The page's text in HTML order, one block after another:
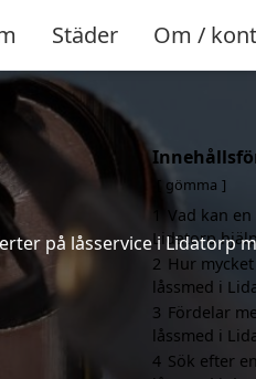
Städer Om /
på låsservice i Lidatorp
gömma
Vad kan
Lidatorp
2 Hur
låssmed i
3 Fördelar
låssmed i
4 Sök efter